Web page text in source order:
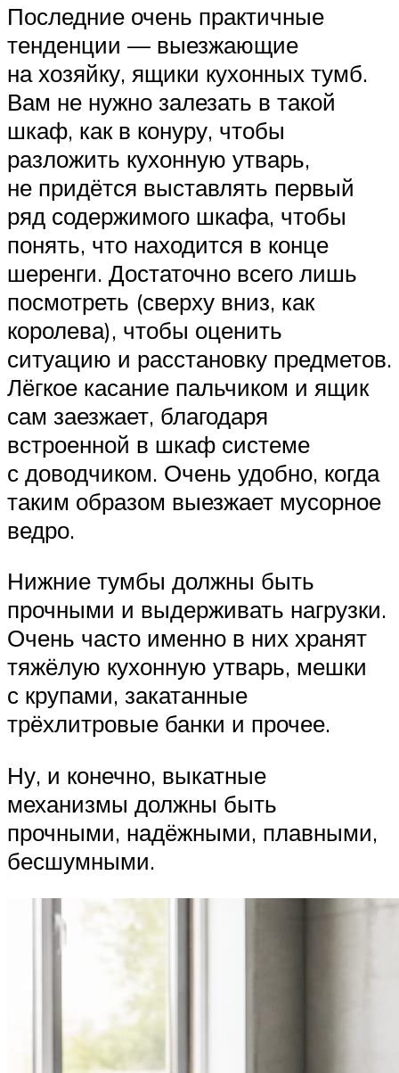
Последние очень практичные
тенденции — выезжающие
на хозяйку, ящики кухонных тумб.
Вам не нужно залезать в такой
шкаф, как в конуру, чтобы
разложить кухонную утварь,
не придётся выставлять первый
ряд содержимого шкафа, чтобы
понять, что находится в конце
шеренги. Достаточно всего лишь
посмотреть (сверху вниз, как
королева), чтобы оценить
ситуацию и расстановку предметов.
Лёгкое касание пальчиком и ящик
сам заезжает, благодаря
встроенной в шкаф системе
с доводчиком. Очень удобно, когда
таким образом выезжает мусорное
ведро.
Нижние тумбы должны быть
прочными и выдерживать нагрузки.
Очень часто именно в них хранят
тяжёлую кухонную утварь, мешки
с крупами, закатанные
трёхлитровые банки и прочее.
Ну, и конечно, выкатные
механизмы должны быть
прочными, надёжными, плавными,
бесшумными.